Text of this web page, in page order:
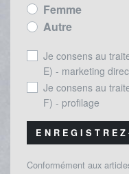
Femme
Autre
Je consens au
E) - marketing
Je consens au
F) - profilage
Conformément aux